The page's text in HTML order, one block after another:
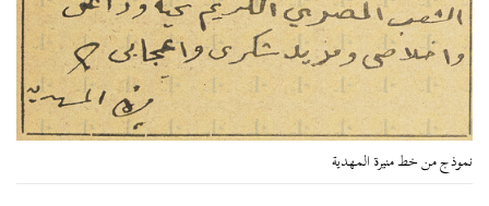
نموذج من خط منيرة المهدية